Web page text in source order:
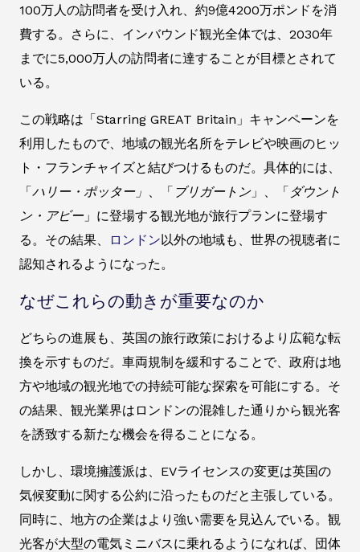
100万人の訪問者を受け入れ、約9億4200万ポンドを消
費する。さらに、インバウンド観光全体では、2030年
までに5,000万人の訪問者に達することが目標とされて
いる。
この戦略は「Starring GREAT Britain」キャンペーンを
利用したもので、地域の観光名所をテレビや映画のヒッ
ト・フランチャイズと結びつけるものだ。具体的には、
「ハリー・ポッター」 、「 ブリガートン」、「 ダウント
ン・アビー」に登場する観光地が旅行プランに登場す
る。その結果、
ロンドン以外の地域も、世界の視聴者に
認知されるようになった。
なぜこれらの動きが重要なのか
どちらの進展も、英国の旅行政策におけるより広範な転
換を示すものだ。車両規制を緩和することで、政府は地
方や地域の観光地での持続可能な探索を可能にする。そ
の結果、観光業界はロンドンの混雑した通りから観光客
を誘致する新たな機会を得ることになる。
しかし、環境擁護派は、EVライセンスの変更は英国の
気候変動に関する公約に沿ったものだと主張している。
同時に、地方の企業はより強い需要を見込んでいる。観
光客が大型の電気ミニバスに乗れるようになれば、団体